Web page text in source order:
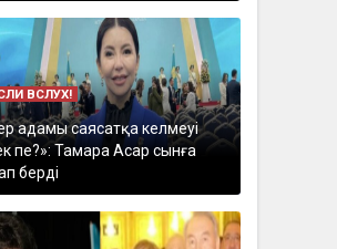
ВСЛУХ!
адамы саясатқа келмеуі
пе?»: Тамара Асар сынға
берді